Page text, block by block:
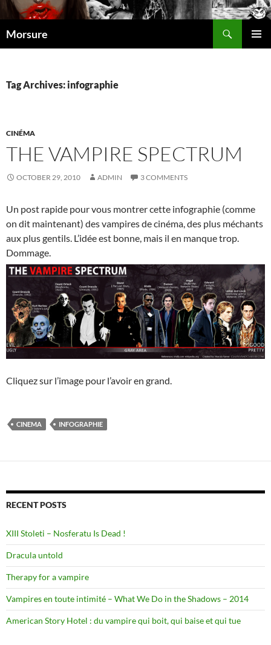
Morsure
Tag Archives: infographie
CINÉMA
THE VAMPIRE SPECTRUM
OCTOBER 29, 2010 ADMIN 3 COMMENTS
Un post rapide pour vous montrer cette infographie (comme
on dit maintenant) des vampires de cinéma, des plus méchants
aux plus gentils. L’idée est bonne, mais il en manque trop.
Dommage.
Cliquez sur l’image pour l’avoir en grand.
CINEMA INFOGRAPHIE
RECENT POSTS
XIII Stoleti – Nosferatu Is Dead !
Dracula untold
Therapy for a vampire
Vampires en toute intimité – What We Do in the Shadows – 2014
American Story Hotel : du vampire qui boit, qui baise et qui tue